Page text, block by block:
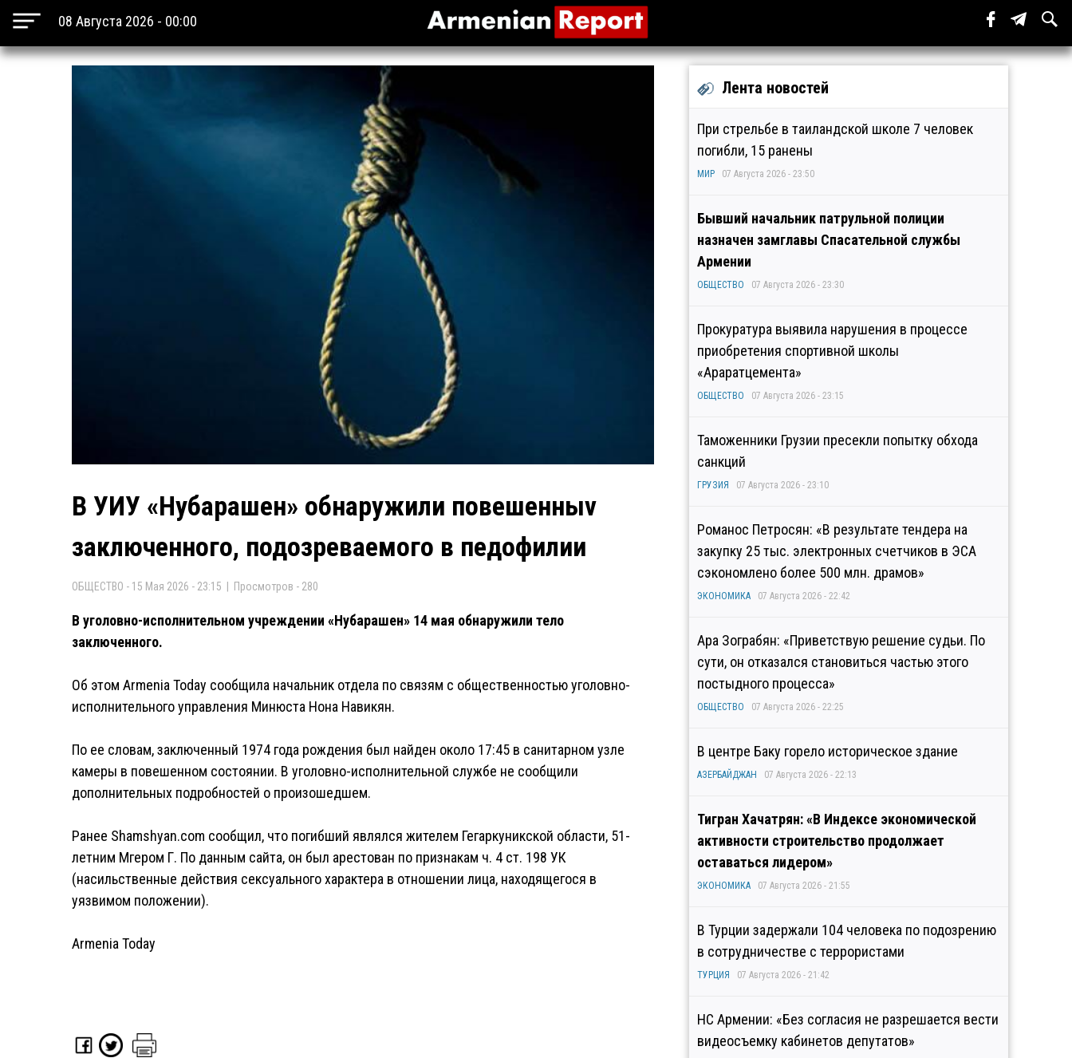
08 Августа 2026 - 00:00
В УИУ «Нубарашен» обнаружили повешенныv
заключенного, подозреваемого в педофилии
ОБЩЕСТВО - 15 Мая 2026 - 23:15 | Просмотров - 280
В уголовно-исполнительном учреждении «Нубарашен» 14 мая обнаружили тело
заключенного.
Об этом Armenia Today сообщила начальник отдела по связям с общественностью уголовно-
исполнительного управления Минюста Нона Навикян.
По ее словам, заключенный 1974 года рождения был найден около 17:45 в санитарном узле
камеры в повешенном состоянии. В уголовно-исполнительной службе не сообщили
дополнительных подробностей о произошедшем.
Ранее Shamshyan.com сообщил, что погибший являлся жителем Гегаркуникской области, 51-
летним Мгером Г. По данным сайта, он был арестован по признакам ч. 4 ст. 198 УК
(насильственные действия сексуального характера в отношении лица, находящегося в
уязвимом положении).
Armenia Today
Лента новостей
При стрельбе в таиландской школе 7 человек
погибли, 15 ранены
МИР 07 Августа 2026 - 23:50
Бывший начальник патрульной полиции
назначен замглавы Спасательной службы
Армении
ОБЩЕСТВО 07 Августа 2026 - 23:30
Прокуратура выявила нарушения в процессе
приобретения спортивной школы
«Араратцемента»
ОБЩЕСТВО 07 Августа 2026 - 23:15
Таможенники Грузии пресекли попытку обхода
санкций
ГРУЗИЯ 07 Августа 2026 - 23:10
Романос Петросян: «В результате тендера на
закупку 25 тыс. электронных счетчиков в ЭСА
сэкономлено более 500 млн. драмов»
ЭКОНОМИКА 07 Августа 2026 - 22:42
Ара Зограбян: «Приветствую решение судьи. По
сути, он отказался становиться частью этого
постыдного процесса»
ОБЩЕСТВО 07 Августа 2026 - 22:25
В центре Баку горело историческое здание
АЗЕРБАЙДЖАН 07 Августа 2026 - 22:13
Тигран Хачатрян: «В Индексе экономической
активности строительство продолжает
оставаться лидером»
ЭКОНОМИКА 07 Августа 2026 - 21:55
В Турции задержали 104 человека по подозрению
в сотрудничестве с террористами
ТУРЦИЯ 07 Августа 2026 - 21:42
НС Армении: «Без согласия не разрешается вести
видеосъемку кабинетов депутатов»